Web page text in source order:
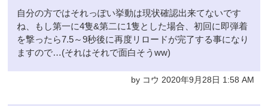
自分の方ではそれっぽい挙動は現状確認出来てないです
ね、もし第一に4隻&第二に1隻とした場合、初回に即弾着
を撃ったら7.5～9秒後に再度リロードが完了する事になり
ますので…(それはそれで面白そうww)
by コウ 2020年9月28日 1:58 AM